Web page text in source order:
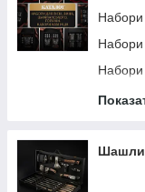
Набори
Набори
Набори
Набори
Набори